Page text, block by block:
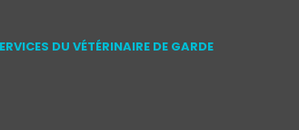
DU VÉTÉRINAIRE DE GARDE